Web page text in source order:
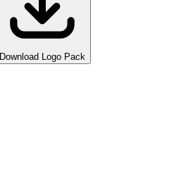
Download Logo Pack